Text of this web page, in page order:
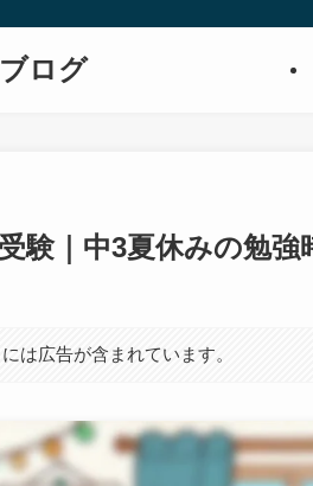
ログ
験｜中3夏休みの勉強
は広告が含まれています。